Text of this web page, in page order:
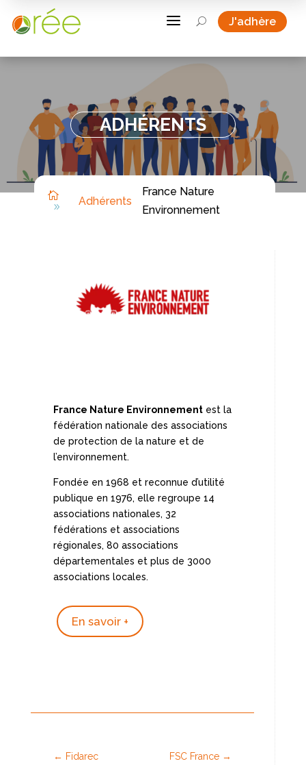
a U J'adhère
ADHÉRENTS

9
Adhérents
France Nature
Environnement
France Nature Environnementest la
fédération nationale des associations
de protection de la nature et de
l’environnement.
Fondée en 1968 et reconnue d’utilité
publique en 1976, elle regroupe 14
associations nationales, 32
fédérations et associations
régionales, 80 associations
départementales et plus de 3000
associations locales.
En savoir +
← Fidarec FSC France →